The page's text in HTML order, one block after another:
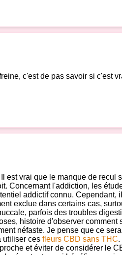
c'est de pas savoir si c'est
est vrai que le manque de
Concernant l'addiction, les
addictif connu.
exclue dans certains cas,
parfois des troubles
histoire d'observer
néfaste. Je pense que ce
utiliser ces fleurs CBD sans THC.
et éviter de considérer le